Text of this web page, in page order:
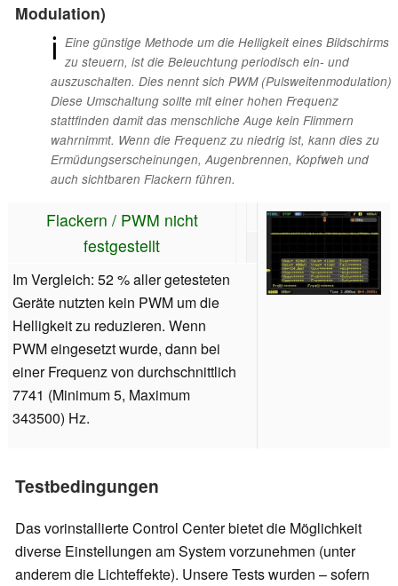
Modulation)
ℹ Eine günstige Methode um die Helligkeit eines Bildschirms
zu steuern, ist die Beleuchtung periodisch ein- und
auszuschalten. Dies nennt sich PWM (Pulsweitenmodulation)
Diese Umschaltung sollte mit einer hohen Frequenz
stattfinden damit das menschliche Auge kein Flimmern
wahrnimmt. Wenn die Frequenz zu niedrig ist, kann dies zu
Ermüdungserscheinungen, Augenbrennen, Kopfweh und
auch sichtbaren Flackern führen.
Flackern / PWM nicht
festgestellt
Im Vergleich: 52 % aller getesteten
Geräte nutzten kein PWM um die
Helligkeit zu reduzieren. Wenn
PWM eingesetzt wurde, dann bei
einer Frequenz von durchschnittlich
7741 (Minimum 5, Maximum
343500) Hz.
Testbedingungen
Das vorinstallierte Control Center bietet die Möglichkeit
diverse Einstellungen am System vorzunehmen (unter
anderem die Lichteffekte). Unsere Tests wurden – sofern